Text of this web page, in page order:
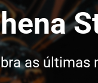
as últimas